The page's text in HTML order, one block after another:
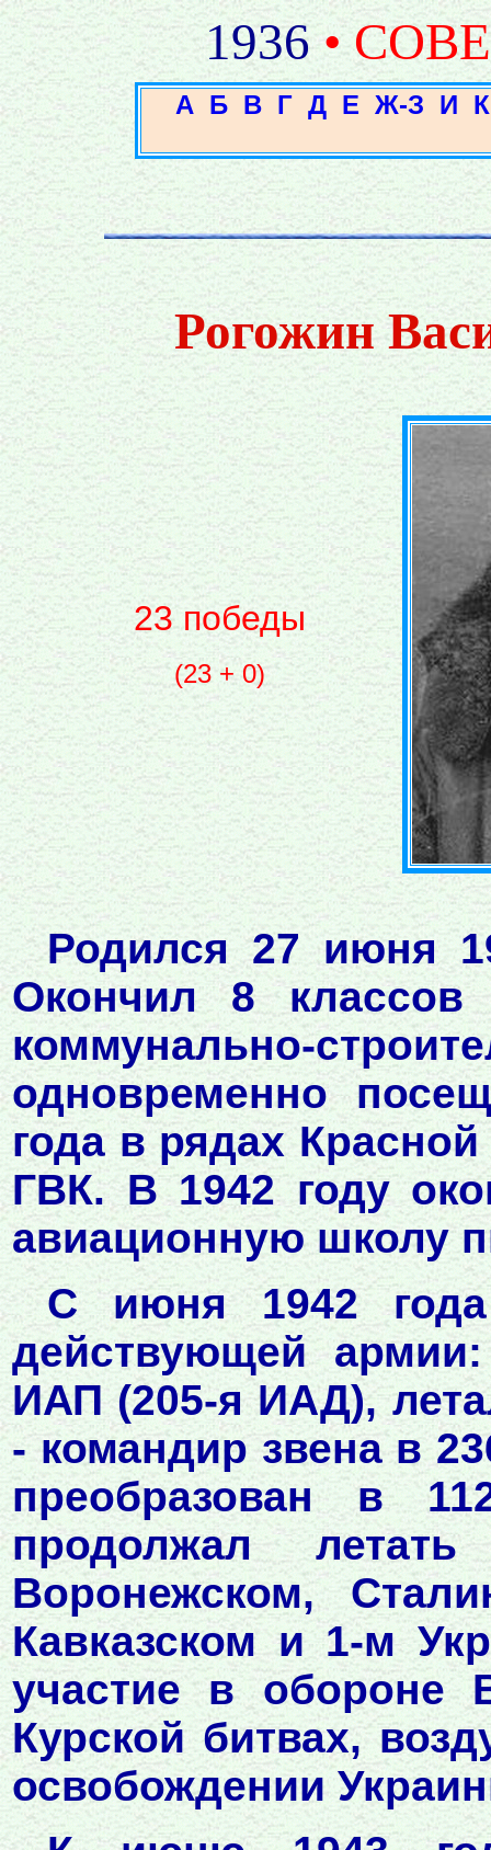
1936 •
А Б В Г Д Е Ж-З И К
Рогожин
23 победы
(23 + 0)
Родился 27 июня
Окончил 8
коммунально-
одновременно
года в рядах
ГВК. В 1942 году
авиационную школу
С июня 1942
действующей
ИАП (205-я ИАД),
- командир звена в
преобразован в
продолжал
Воронежском,
Кавказском и 1-м
участие в обороне
Курской битвах,
освобождении